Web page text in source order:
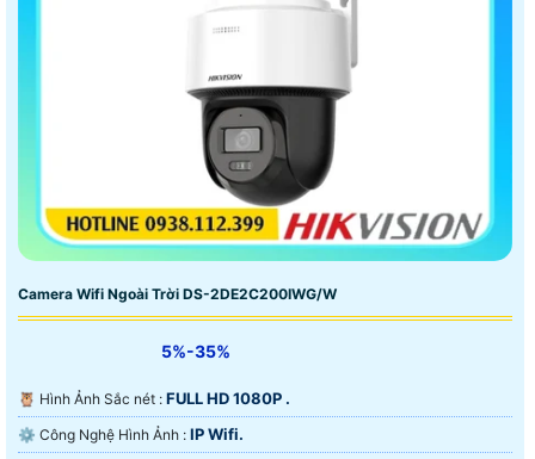
Camera Wifi Ngoài Trời DS-2DE2C200IWG/W
5%-35%
🦉 Hình Ảnh Sắc nét : FULL HD 1080P .
⚙ Công Nghệ Hình Ảnh : IP Wifi.